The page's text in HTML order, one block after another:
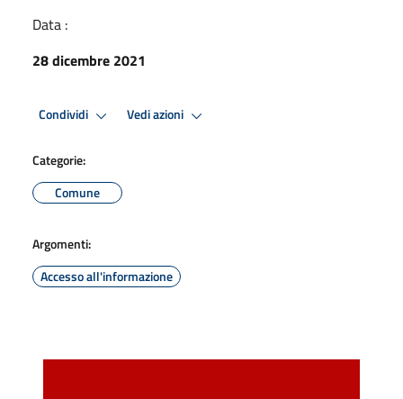
Data :
28 dicembre 2021
Condividi Vedi azioni
Categorie:
Comune
Argomenti:
Accesso all'informazione